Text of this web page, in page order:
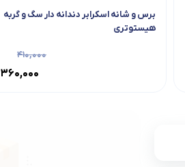
برس و شانه اسکرابر دندانه دار سگ و گربه
هیستوتری
۴۱۰,۰۰۰
۳۶۰,۰۰۰